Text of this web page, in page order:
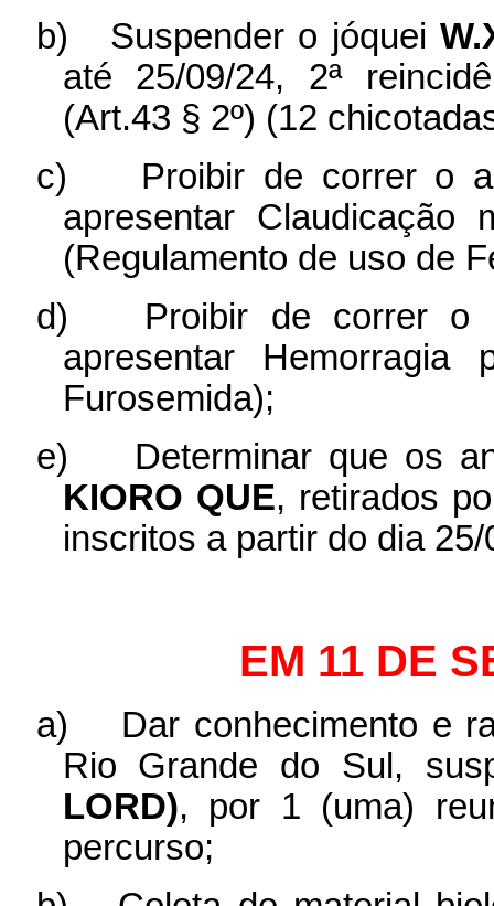
b)
Suspender o jóquei
até 25/09/24, 2ª
(Art.43 § 2º) (12
c)
Proibir de correr o
apresentar Claudicação
(Regulamento de uso de
d)
Proibir de correr
apresentar Hemorragia
Furosemida);
e)
Determinar que os
KIORO QUE, retirados
inscritos a partir do dia
EM 11 DE
a)
Dar conhecimento e
Rio Grande do Sul,
LORD), por 1 (uma)
percurso;